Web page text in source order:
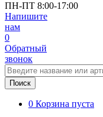
ПН-ПТ 8:00-17:00
Напишите
нам
0
Обратный
звонок
Поиск
0 Корзина пуста